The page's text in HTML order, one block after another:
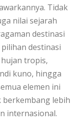
Tidak
nilai sejarah
destinasi
destinasi
tropis,
kuno, hingga
elemen ini
berkembang lebih
internasional.